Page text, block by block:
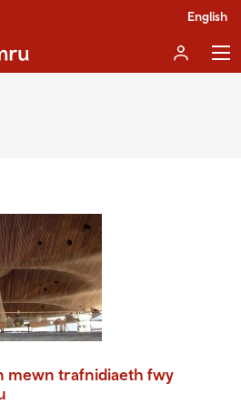
English
mewn trafnidiaeth fwy